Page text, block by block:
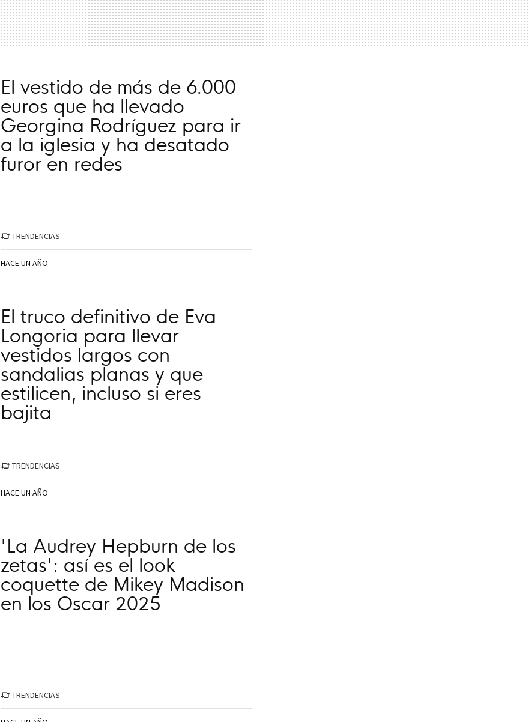
El vestido de más de 6.000
euros que ha llevado
Georgina Rodríguez para ir
a la iglesia y ha desatado
furor en redes
TRENDENCIAS
HACE UN AÑO
El truco definitivo de Eva
Longoria para llevar
vestidos largos con
sandalias planas y que
estilicen, incluso si eres
bajita
TRENDENCIAS
HACE UN AÑO
'La Audrey Hepburn de los
zetas': así es el look
coquette de Mikey Madison
en los Oscar 2025
TRENDENCIAS